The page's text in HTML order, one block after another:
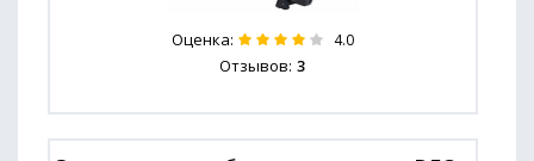
Оценка: 4.0
Отзывов: 3